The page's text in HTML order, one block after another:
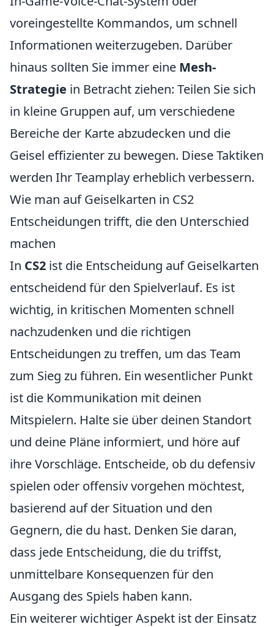
voreingestellte Kommandos, um schnell
Informationen weiterzugeben. Darüber
hinaus sollten Sie immer eine Mesh-
Strategie in Betracht ziehen: Teilen Sie sich
in kleine Gruppen auf, um verschiedene
Bereiche der Karte abzudecken und die
Geisel effizienter zu bewegen. Diese Taktiken
werden Ihr Teamplay erheblich verbessern.
Wie man auf Geiselkarten in CS2
Entscheidungen trifft, die den Unterschied
machen
In CS2 ist die Entscheidung auf Geiselkarten
entscheidend für den Spielverlauf. Es ist
wichtig, in kritischen Momenten schnell
nachzudenken und die richtigen
Entscheidungen zu treffen, um das Team
zum Sieg zu führen. Ein wesentlicher Punkt
ist die Kommunikation mit deinen
Mitspielern. Halte sie über deinen Standort
und deine Pläne informiert, und höre auf
ihre Vorschläge. Entscheide, ob du defensiv
spielen oder offensiv vorgehen möchtest,
basierend auf der Situation und den
Gegnern, die du hast. Denken Sie daran,
dass jede Entscheidung, die du triffst,
unmittelbare Konsequenzen für den
Ausgang des Spiels haben kann.
Ein weiterer wichtiger Aspekt ist der Einsatz